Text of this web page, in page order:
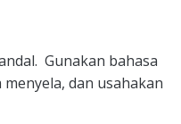
Gunakan bahasa
dan usahakan